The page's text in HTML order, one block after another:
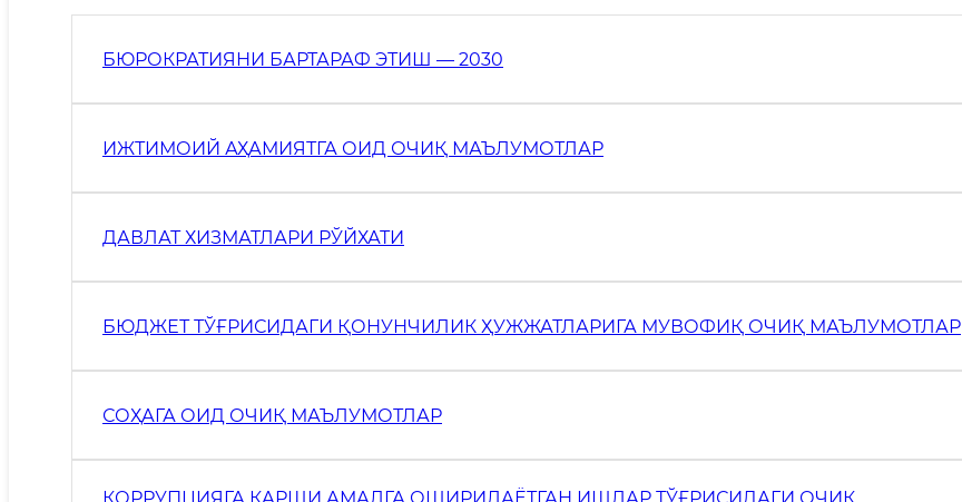
БЮРОКРАТИЯНИ БАРТАРАФ ЭТИШ — 2030
ИЖТИМОИЙ АҲАМИЯТГА ОИД ОЧИҚ МАЪЛУМОТЛАР
ДАВЛАТ ХИЗМАТЛАРИ РЎЙХАТИ
БЮДЖЕТ ТЎҒРИСИДАГИ ҚОНУНЧИЛИК ҲУЖЖАТЛАРИГА МУВОФИҚ ОЧИҚ МАЪЛУМОТЛАР
СОҲАГА ОИД ОЧИҚ МАЪЛУМОТЛАР